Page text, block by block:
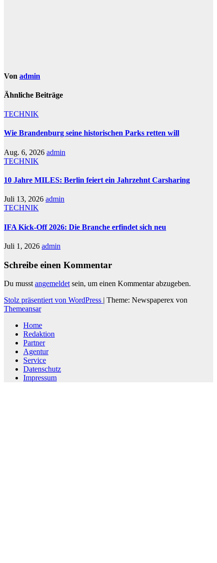
Von admin
Ähnliche Beiträge
TECHNIK
Wie Brandenburg seine historischen Parks retten will
Aug. 6, 2026 admin
TECHNIK
10 Jahre MILES: Berlin feiert ein Jahrzehnt Carsharing
Juli 13, 2026 admin
TECHNIK
IFA Kick-Off 2026: Die Branche erfindet sich neu
Juli 1, 2026 admin
Schreibe einen Kommentar
Du musst angemeldet sein, um einen Kommentar abzugeben.
Stolz präsentiert von WordPress | Theme: Newspaperex von
Themeansar
Home
Redaktion
Partner
Agentur
Service
Datenschutz
Impressum